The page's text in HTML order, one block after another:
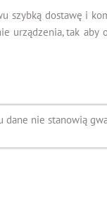
szybką dostawę i
urządzenia, tak aby
dane nie stanowią